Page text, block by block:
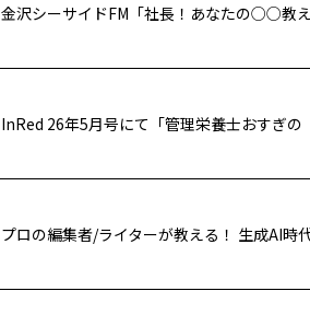
InRed 26年5月号にて「管理栄養士おすぎ